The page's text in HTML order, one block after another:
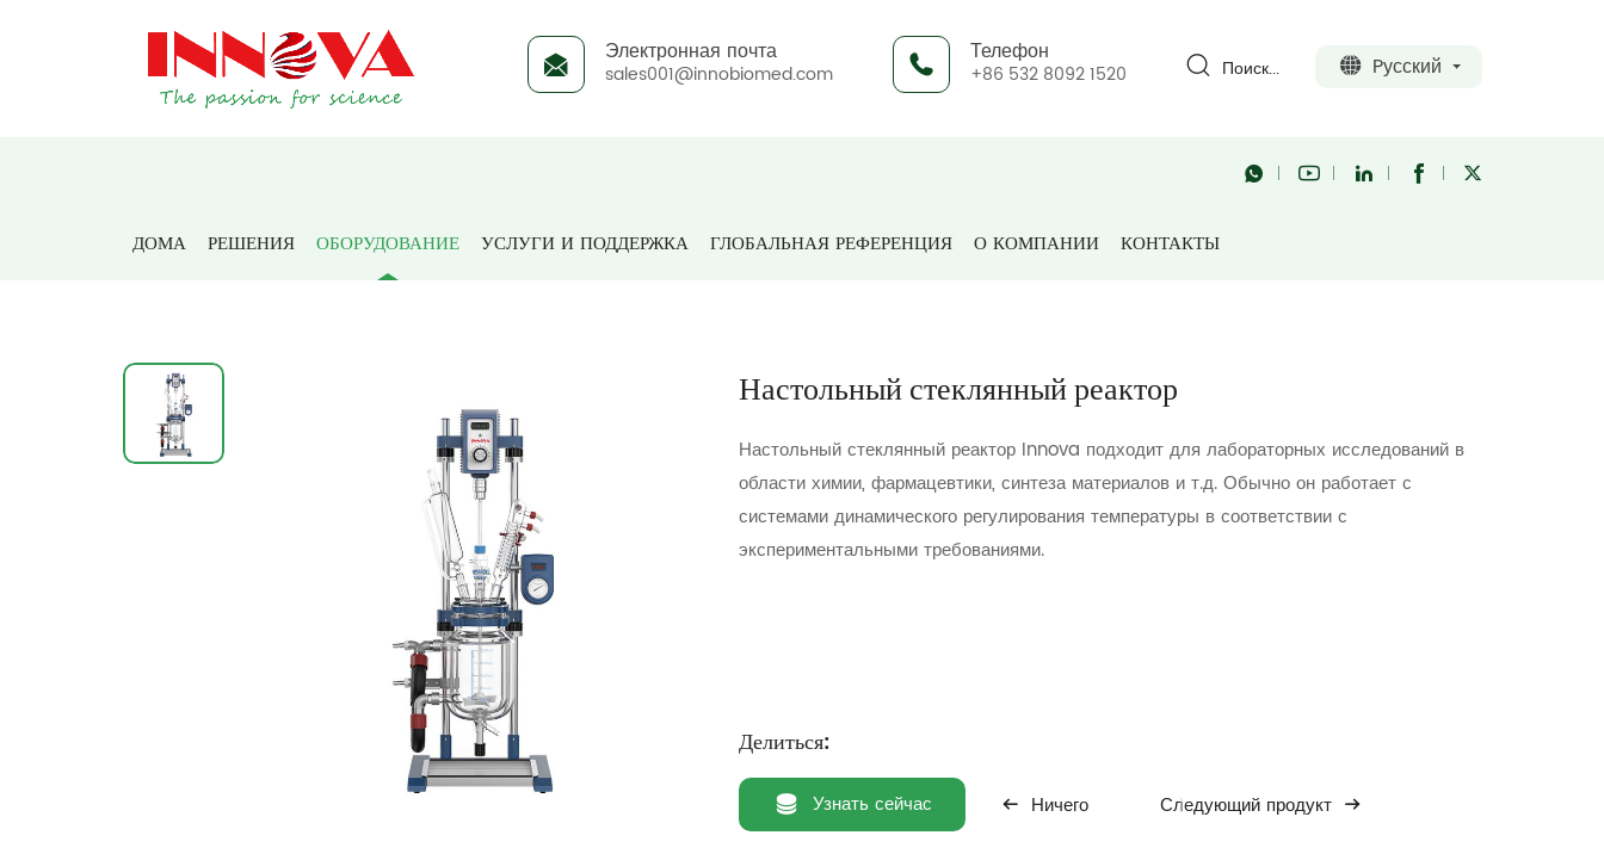
Pусский
Поиск...
Электронная почта
sales001@innobiomed.com
Телефон
+86 532 8092 1520
ДОМА РЕШЕНИЯ ОБОРУДОВАНИЕ УСЛУГИ И ПОДДЕРЖКА ГЛОБАЛЬНАЯ РЕФЕРЕНЦИЯ О КОМПАНИИ КОНТАКТЫ
Дом Продукты Биоферментация и биофармацевтика Стеклянный реактор Настольный стеклянный реактор
Настольный стеклянный реактор
Настольный стеклянный реактор Innova подходит для лабораторных исследований в
области химии, фармацевтики, синтеза материалов и т.д. Обычно он работает с
системами динамического регулирования температуры в соответствии с
экспериментальными требованиями.
Делиться:
Узнать сейчас Ничего Следующий продукт